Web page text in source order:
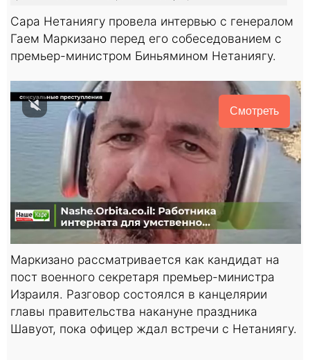
Сара Нетаниягу провела интервью с генералом
Гаем Маркизано перед его собеседованием с
премьер-министром Биньямином Нетаниягу.
Смотреть
Маркизано рассматривается как кандидат на
пост военного секретаря премьер-министра
Израиля. Разговор состоялся в канцелярии
главы правительства накануне праздника
Шавуот, пока офицер ждал встречи с Нетаниягу.